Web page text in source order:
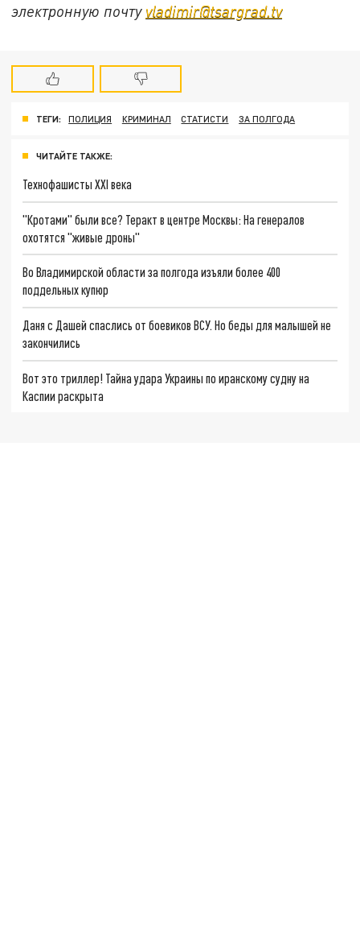
электронную почту vladimir@tsargrad.tv
ТЕГИ: ПОЛИЦИЯ КРИМИНАЛ СТАТИСТИ ЗА ПОЛГОДА
ЧИТАЙТЕ ТАКЖЕ:
Технофашисты XXI века
"Кротами" были все? Теракт в центре Москвы: На генералов
охотятся "живые дроны"
Во Владимирской области за полгода изъяли более 400
поддельных купюр
Даня с Дашей спаслись от боевиков ВСУ. Но беды для малышей не
закончились
Вот это триллер! Тайна удара Украины по иранскому судну на
Каспии раскрыта